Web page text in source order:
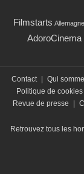
Filmstarts Allemagne
AdoroCinema
Contact Qui
Politique de cookies
Revue de presse
Retrouvez tous les